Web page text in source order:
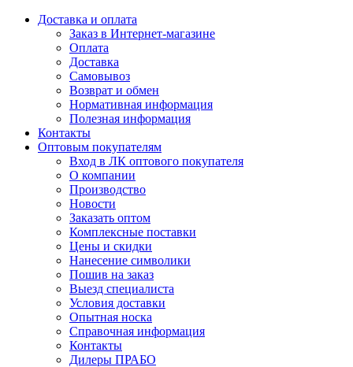
Доставка и оплата
Заказ в Интернет-магазине
Оплата
Доставка
Самовывоз
Возврат и обмен
Нормативная информация
Полезная информация
Контакты
Оптовым покупателям
Вход в ЛК оптового покупателя
О компании
Производство
Новости
Заказать оптом
Комплексные поставки
Цены и скидки
Нанесение символики
Пошив на заказ
Выезд специалиста
Условия доставки
Опытная носка
Справочная информация
Контакты
Дилеры ПРАБО